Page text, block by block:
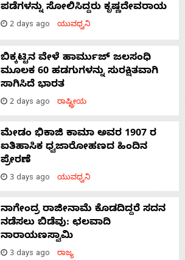
ಪಡೆಗಳನ್ನು ಸೋಲಿಸಿದ್ದರು ಕೃಷ್ಣದೇವರಾಯ
2 days ago ಯುವಧ್ವನಿ
ಬಿಕ್ಕಟ್ಟಿನ ವೇಳೆ ಹಾರ್ಮುಜ್ ಜಲಸಂಧಿ
ಮೂಲಕ 60 ಹಡಗುಗಳನ್ನು ಸುರಕ್ಷಿತವಾಗಿ
ಸಾಗಿಸಿದೆ ಭಾರತ
2 days ago ರಾಷ್ಟ್ರೀಯ
ಮೇಡಂ ಭಿಕಾಜಿ ಕಾಮಾ ಅವರ 1907 ರ
ಐತಿಹಾಸಿಕ ಧ್ವಜಾರೋಹಣದ ಹಿಂದಿನ
ಪ್ರೇರಣೆ
3 days ago ಯುವಧ್ವನಿ
ನಾಗೇಂದ್ರ ರಾಜೀನಾಮೆ ಕೊಡದಿದ್ದರೆ ಸದನ
ನಡೆಸಲು ಬಿಡೆವು: ಛಲವಾದಿ
ನಾರಾಯಣಸ್ವಾಮಿ
3 days ago ರಾಜ್ಯ